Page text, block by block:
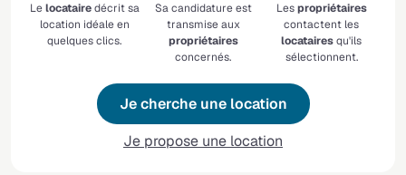
Lelocatairedécrit sa
location idéale en
quelques clics.
Sa candidature est
transmise aux
propriétaires
concernés.
Lespropriétaires
contactent les
locatairesqu'ils
sélectionnent.
Je cherche une location
Je propose une location